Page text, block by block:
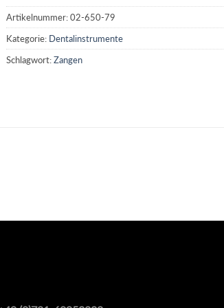
Artikelnummer:02-650-79
Kategorie: Dentalinstrumente
Schlagwort:Zangen